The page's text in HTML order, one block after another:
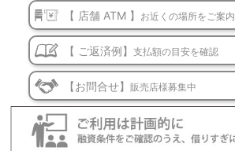
【 店舗 ATM 】 お近くの場所をご案内
【 ご返済例】支払額の目安を確認
【お問合せ】販売店様募集中